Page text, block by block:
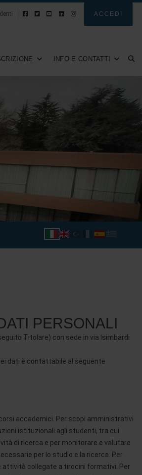
ACCEDI
INFO E CONTATTI
PERSONALI
Titolare) con sede in via Isimbardi
dati è contattabile al seguente
accademici. Per scopi amministrativi
istituzionali agli studenti, tra cui
di ricerca e per monitorare e valutare
per lo studio e la ricerca. Per
collegate a tirocini formativi. Per